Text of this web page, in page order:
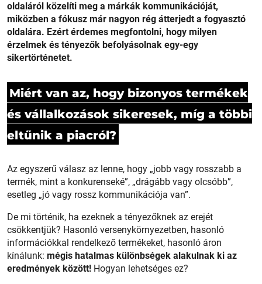
oldaláról közelíti meg a márkák kommunikációját,
miközben a fókusz már nagyon rég átterjedt a fogyasztó
oldalára. Ezért érdemes megfontolni, hogy milyen
érzelmek és tényezők befolyásolnak egy-egy
sikertörténetet.
Miért van az, hogy bizonyos termékek
és vállalkozások sikeresek, míg a többi
eltűnik a piacról?
Az egyszerű válasz az lenne, hogy „jobb vagy rosszabb a
termék, mint a konkurenseké”, „drágább vagy olcsóbb”,
esetleg „jó vagy rossz kommunikációja van”.
De mi történik, ha ezeknek a tényezőknek az erejét
csökkentjük? Hasonló versenykörnyezetben, hasonló
információkkal rendelkező termékeket, hasonló áron
kínálunk: mégis hatalmas különbségek alakulnak ki az
eredmények között! Hogyan lehetséges ez?